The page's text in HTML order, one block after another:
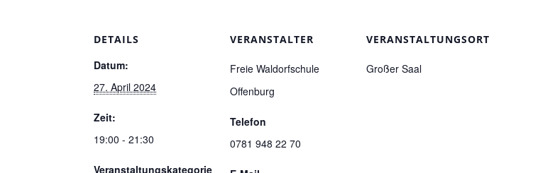
DETAILS
Datum:
27. April 2024
Zeit:
19:00 - 21:30
Veranstaltungskategorie
VERANSTALTER
Freie Waldorfschule
Offenburg
Telefon
0781 948 22 70
VERANSTALTUNGSORT
Großer Saal